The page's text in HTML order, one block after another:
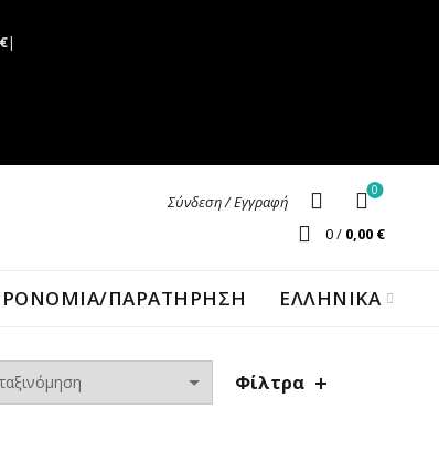
|
Σύνδεση / Εγγραφή
0
0/ 0,00 €
ΠΑΡΑΤΉΡΗΣΗ ΕΛΛΗΝΙΚΑ
Φίλτρα